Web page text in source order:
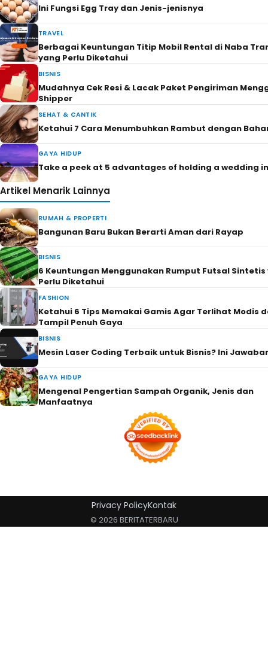
Perlu Diketahui
Ketahui 6 Tips Memakai Gamis Agar Terlihat Modis
Tampil Penuh Gaya
Mesin Laser Coding Terbaik untuk Bisnis? Ini
Manfaatnya
© 2026 BERITATERBARU
Privacy PolicyKontak